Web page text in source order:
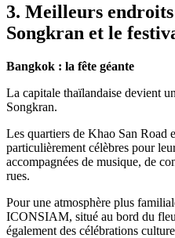
3. Meilleurs
Songkran et le
Bangkok : la fête géante
La capitale thaïlandaise devient
Songkran.
Les quartiers de Khao San Road
particulièrement célèbres pour
accompagnées de musique, de
rues.
Pour une atmosphère plus
ICONSIAM, situé au bord du
également des célébrations